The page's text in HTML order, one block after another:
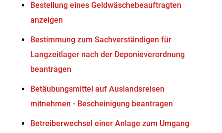
Bestellung eines Geldwäschebeauftragten
anzeigen
Bestimmung zum Sachverständigen für
Langzeitlager nach der Deponieverordnung
beantragen
Betäubungsmittel auf Auslandsreisen
mitnehmen - Bescheinigung beantragen
Betreiberwechsel einer Anlage zum Umgang